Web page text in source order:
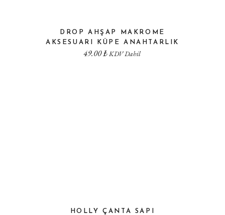
DROP AHŞAP MAKROME
AKSESUARI KÜPE ANAHTARLIK
49.00₺KDV Dahil
HOLLY ÇANTA SAPI